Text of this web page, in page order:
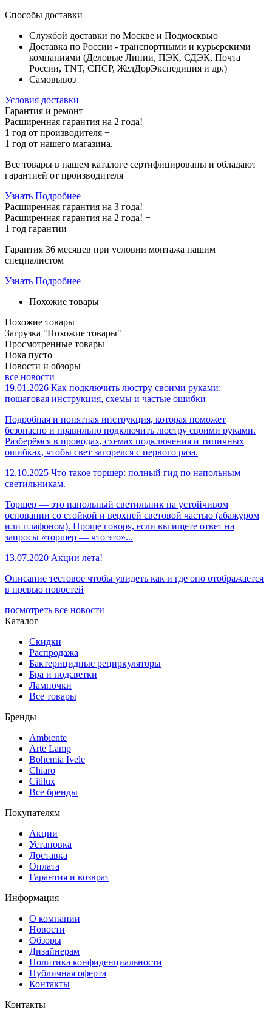
Способы доставки
Службой доставки по Москве и Подмосквью
Доставка по России - транспортными и курьерскими
компаниями (Деловые Линии, ПЭК, СДЭК, Почта
России, TNT, СПСР, ЖелДорЭкспедиция и др.)
Самовывоз
Условия доставки
Гарантия и ремонт
Расширенная гарантия на 2 года!
1 год от производителя +
1 год от нашего магазина.
Все товары в нашем каталоге сертифицированы и обладают
гарантией от производителя
Узнать Подробнее
Расширенная гарантия на 3 года!
Расширенная гарантия на 2 года! +
1 год гарантии
Гарантия 36 месяцев при условии монтажа нашим
специалистом
Узнать Подробнее
Похожие товары
Похожие товары
Загрузка "Похожие товары"
Просмотренные товары
Пока пусто
Новости и обзоры
все новости
19.01.2026 Как подключить люстру своими руками:
пошаговая инструкция, схемы и частые ошибки
Подробная и понятная инструкция, которая поможет
безопасно и правильно подключить люстру своими руками.
Разберёмся в проводах, схемах подключения и типичных
ошибках, чтобы свет загорелся с первого раза.
12.10.2025 Что такое торшер: полный гид по напольным
светильникам.
Торшер — это напольный светильник на устойчивом
основании со стойкой и верхней световой частью (абажуром
или плафоном). Проще говоря, если вы ищете ответ на
запросы «торшер — что это»...
13.07.2020 Акции лета!
Описание тестовое чтобы увидеть как и где оно отображается
в превью новостей
посмотреть все новости
Каталог
Скидки
Распродажа
Бактерицидные рециркуляторы
Бра и подсветки
Лампочки
Все товары
Бренды
Ambiente
Arte Lamp
Bohemia Ivele
Chiaro
Citilux
Все бренды
Покупателям
Акции
Установка
Доставка
Оплата
Гарантия и возврат
Информация
О компании
Новости
Обзоры
Дизайнерам
Политика конфиденциальности
Публичная оферта
Контакты
Контакты